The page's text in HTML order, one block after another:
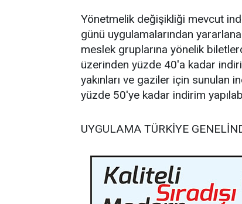
Yönetmelik değişikliği mevcut
günü uygulamalarından
meslek gruplarına yönelik
üzerinden yüzde 40'a kadar
yakınları ve gaziler için sunulan
yüzde 50'ye kadar indirim
UYGULAMA TÜRKİYE